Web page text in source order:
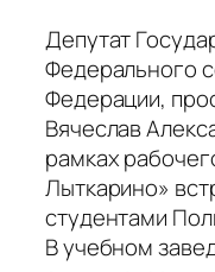
Депутат
Федерального
Федерации,
Вячеслав
рамках
Лыткарино»
студентами
В учебном